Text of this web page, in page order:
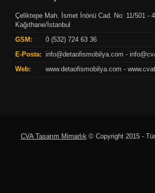
Çeliktepe Mah. İsmet İnönü Cad. No: 11/501 -
Kağıthane/İstanbul
GSM:
0 (532) 724 63 36
E-Posta:
info@detaofismobilya.com -
Web:
www.detaofismobilya.com -
CVA Tasarım Mimarlık© Copyright 2015 -